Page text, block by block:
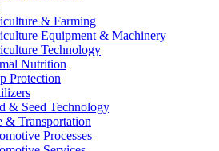
& Farming
Equipment & Machinery
Technology
Nutrition
Protection
& Seed Technology
& Transportation
Processes